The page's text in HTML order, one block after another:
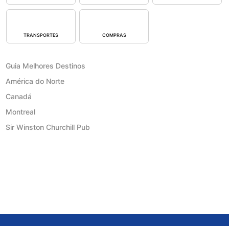
TRANSPORTES COMPRAS
Guia Melhores Destinos
América do Norte
Canadá
Montreal
Sir Winston Churchill Pub